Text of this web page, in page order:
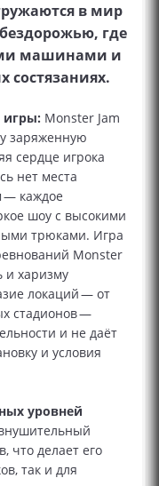
в мир
где
машинами и
состязаниях.
игры: Monster Jam
заряженную
сердце игрока
нет места
— каждое
шоу с высокими
трюками. Игра
Monster
и харизму
локаций — от
стадионов —
и не даёт
и условия
уровней
что делает его
так и для